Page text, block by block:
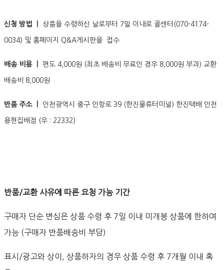
신청 방법 ㅣ 상품을 수령하신 날로부터 7일 이내로 콜센터(070-4174-
0034) 및 홈페이지 Q&A게시판을 접수
배송 비용 ㅣ 편도 4,000원 (최초 배송비 무료인 경우 8,000원 부과) 교환
배송비 8,000원
반품 주소 ㅣ 인천광역시 중구 인항로 39 (한진물류터미널) 한진택배 인천
용현집배점 (우 : 22332)
반품/교환 사유에 따른 요청 가능 기간
구매자 단순 변심은 상품 수령 후 7일 이내 미개봉 상품에 한하여
가능 (구매자 반품배송비 부담)
표시/광고와 상이, 상품하자의 경우 상품 수령 후 7개월 이내 혹